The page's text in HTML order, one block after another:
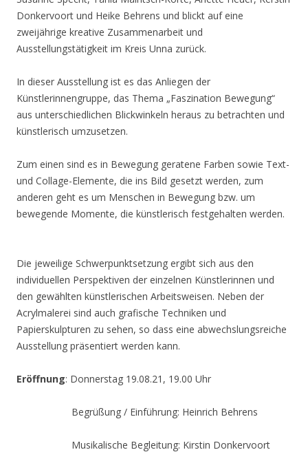
Donkervoort und Heike Behrens und blickt auf eine
zweijährige kreative Zusammenarbeit und
Ausstellungstätigkeit im Kreis Unna zurück.
In dieser Ausstellung ist es das Anliegen der
Künstlerinnengruppe, das Thema „Faszination Bewegung“
aus unterschiedlichen Blickwinkeln heraus zu betrachten und
künstlerisch umzusetzen.
Zum einen sind es in Bewegung geratene Farben sowie Text-
und Collage-Elemente, die ins Bild gesetzt werden, zum
anderen geht es um Menschen in Bewegung bzw. um
bewegende Momente, die künstlerisch festgehalten werden.
Die jeweilige Schwerpunktsetzung ergibt sich aus den
individuellen Perspektiven der einzelnen Künstlerinnen und
den gewählten künstlerischen Arbeitsweisen. Neben der
Acrylmalerei sind auch grafische Techniken und
Papierskulpturen zu sehen, so dass eine abwechslungsreiche
Ausstellung präsentiert werden kann.
Eröffnung: Donnerstag 19.08.21, 19.00 Uhr
Begrüßung / Einführung: Heinrich Behrens
Musikalische Begleitung: Kirstin Donkervoort